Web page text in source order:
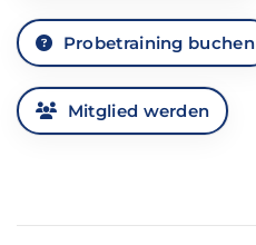
Probetraining buchen
Mitglied werden